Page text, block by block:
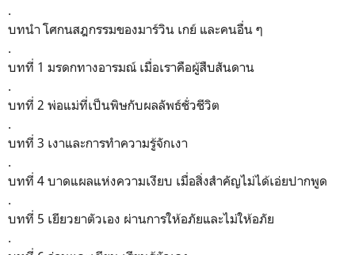
.
บทนำ โศกนสฎกรรมของมาร์วิน เกย์ และคนอื่น ๆ
.
บทที่ 1 มรดกทางอารมณ์ เมื่อเราคือผู้สืบสันดาน
.
บทที่ 2 พ่อแม่ที่เป็นพิษกับผลลัพธ์ชั่วชีวิต
.
บทที่ 3 เงาและการทำความรู้จักเงา
.
บทที่ 4 บาดแผลแห่งความเงียบ เมื่อสิ่งสำคัญไม่ได้เอ่ยปากพูด
.
บทที่ 5 เยียวยาตัวเอง ผ่านการให้อภัยและไม่ให้อภัย
.